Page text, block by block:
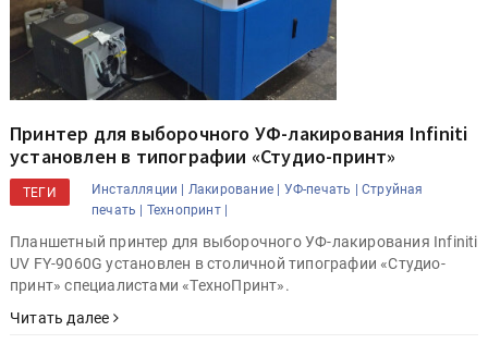
Принтер для выборочного УФ-лакирования Infiniti
установлен в типографии «Студио-принт»
ТЕГИ Инсталляции | Лакирование | УФ-печать |
Струйная
печать |
Технопринт |
Планшетный принтер для выборочного УФ-лакирования Infiniti
UV FY-9060G установлен в столичной типографии «Студио-
принт» специалистами «ТехноПринт».
Читать далее